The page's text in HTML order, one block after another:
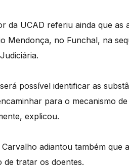
da UCAD referiu ainda que
Mendonça, no Funchal, na
possível identificar as
para o mecanismo
explicou.
adiantou também que
de tratar os doentes.